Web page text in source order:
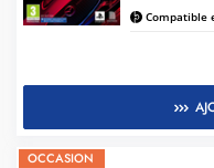
Compatible
OCCASION